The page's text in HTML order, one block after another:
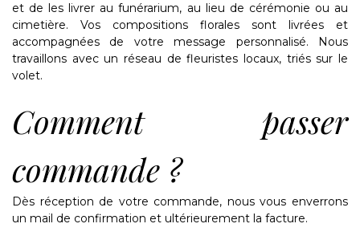
et de les livrer au funérarium, au lieu de cérémonie ou au
cimetière. Vos compositions florales sont livrées et
accompagnées de votre message personnalisé. Nous
travaillons avec un réseau de fleuristes locaux, triés sur le
volet.
Comment passer
commande ?
Dès réception de votre commande, nous vous enverrons
un mail de confirmation et ultérieurement la facture.